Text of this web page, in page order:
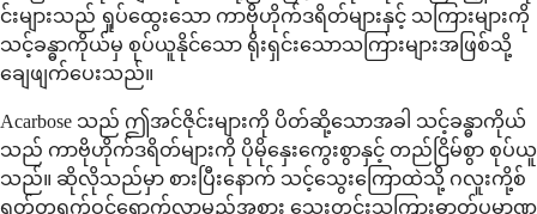
င်းများသည် ရှုပ်ထွေးသော ကာဗိုဟိုက်ဒရိတ်များနှင့် သကြားများကို
သင့်ခန္ဓာကိုယ်မှ စုပ်ယူနိုင်သော ရိုးရှင်းသောသကြားများအဖြစ်သို့
ချေဖျက်ပေးသည်။
Acarbose သည် ဤအင်ဇိုင်းများကို ပိတ်ဆို့သောအခါ သင့်ခန္ဓာကိုယ်
သည် ကာဗိုဟိုက်ဒရိတ်များကို ပိုမိုနှေးကွေးစွာနှင့် တည်ငြိမ်စွာ စုပ်ယူ
သည်။ ဆိုလိုသည်မှာ စားပြီးနောက် သင့်သွေးကြောထဲသို့ ဂလူးကို့စ်
ရုတ်တရက်ဝင်ရောက်လာမည့်အစား သွေးတွင်းသကြားဓာတ်ပမာဏ